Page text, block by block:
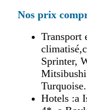
Nos prix
Transport
Sprinter,
Turquoise.
Hotels :a